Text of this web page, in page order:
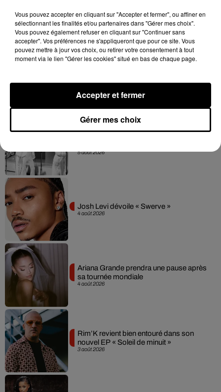
Hip-Hop News
5 août 2026
4 août 2026
Josh Levi dévoile « Swerve »
4 août 2026
Ariana Grande prendra une pause après
sa tournée mondiale
3 août 2026
Rim’K revient bien entouré dans son
nouvel EP « Soleil de minuit »
Vous pouvez accepter en cliquant sur "Accepter et fermer", ou affiner en
sélectionnant les finalités et/ou partenaires dans "Gérer mes choix".
Vous pouvez également refuser en cliquant sur "Continuer sans
accepter". Vos préférences ne s'appliqueront que pour ce site. Vous
pouvez mettre à jour vos choix, ou retirer votre consentement à tout
moment via le lien "Gérer les cookies" situé en bas de chaque page.
Gérer mes choix
Accepter et fermer